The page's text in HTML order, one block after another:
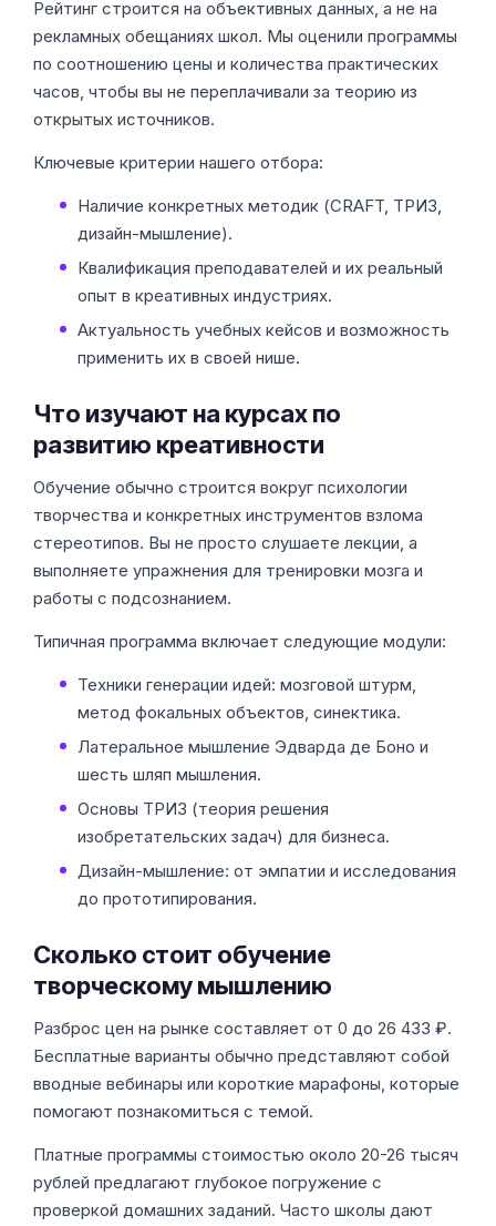
Рейтинг строится на объективных данных, а не на
рекламных обещаниях школ. Мы оценили программы
по соотношению цены и количества практических
часов, чтобы вы не переплачивали за теорию из
открытых источников.
Ключевые критерии нашего отбора:
Наличие конкретных методик (CRAFT, ТРИЗ,
дизайн-мышление).
Квалификация преподавателей и их реальный
опыт в креативных индустриях.
Актуальность учебных кейсов и возможность
применить их в своей нише.
Что изучают на курсах по
развитию креативности
Обучение обычно строится вокруг психологии
творчества и конкретных инструментов взлома
стереотипов. Вы не просто слушаете лекции, а
выполняете упражнения для тренировки мозга и
работы с подсознанием.
Типичная программа включает следующие модули:
Техники генерации идей: мозговой штурм,
метод фокальных объектов, синектика.
Латеральное мышление Эдварда де Боно и
шесть шляп мышления.
Основы ТРИЗ (теория решения
изобретательских задач) для бизнеса.
Дизайн-мышление: от эмпатии и исследования
до прототипирования.
Сколько стоит обучение
творческому мышлению
Разброс цен на рынке составляет от 0 до 26 433 ₽.
Бесплатные варианты обычно представляют собой
вводные вебинары или короткие марафоны, которые
помогают познакомиться с темой.
Платные программы стоимостью около 20-26 тысяч
рублей предлагают глубокое погружение с
проверкой домашних заданий. Часто школы дают